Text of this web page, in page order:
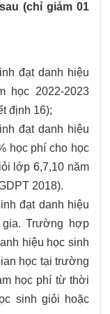
(chỉ giảm 01
đạt danh hiệu
học 2022-2023
định 16);
đạt danh hiệu
học phí cho học
lớp 6,7,10 năm
2018).
đạt danh hiệu
Trường hợp
hiệu học sinh
học tại trường
học phí từ thời
sinh giỏi hoặc